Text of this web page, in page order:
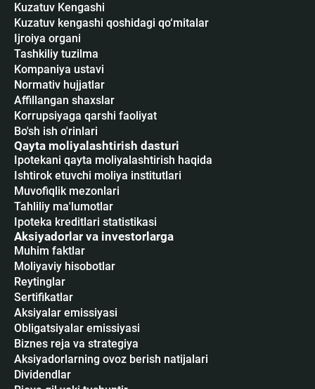
Kuzatuv Kengashi
Kuzatuv kengashi qoshidagi qo‘mitalar
Ijroiya organi
Tashkiliy tuzilma
Kompaniya ustavi
Normativ hujjatlar
Affillangan shaxslar
Korrupsiyaga qarshi faoliyat
Bo'sh ish o'rinlari
Qayta moliyalashtirish dasturi
Ipotekani qayta moliyalashtirish haqida
Ishtirok etuvchi moliya institutlari
Muvofiqlik mezonlari
Tahliliy ma'lumotlar
Ipoteka kreditlari statistikasi
Aksiyadorlar va investorlarga
Muhim faktlar
Moliyaviy hisobotlar
Reytinglar
Sertifikatlar
Аksiyalar emissiyasi
Obligatsiyalar emissiyasi
Biznes reja va strategiya
Aksiyadorlarning ovoz berish natijalari
Dividendlar